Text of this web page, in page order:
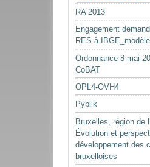
RA 2013
Engagement
RES à
Ordonnance 8 mai
CoBAT
OPL4-OVH4
Pyblik
Bruxelles, région de
Évolution et
développement des
bruxelloises